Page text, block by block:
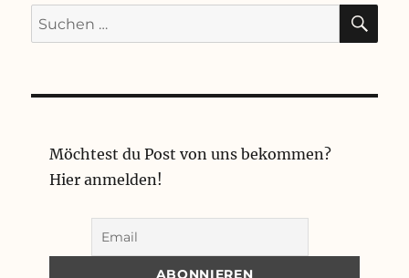
Suchen
nach:
Möchtest du Post von uns bekommen?
Hier anmelden!